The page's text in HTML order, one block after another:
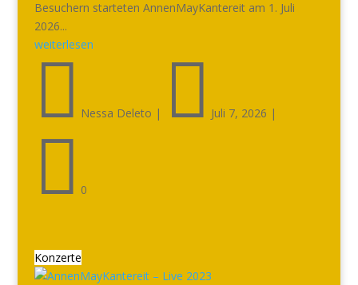
Besuchern starteten AnnenMayKantereit am 1. Juli
2026...
weiterlesen
 Nessa Deleto |  Juli 7, 2026 |
 0
Konzerte